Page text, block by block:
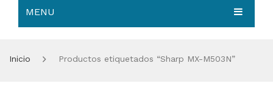
MENU
Inicio Productos etiquetados “Sharp MX-M503N”